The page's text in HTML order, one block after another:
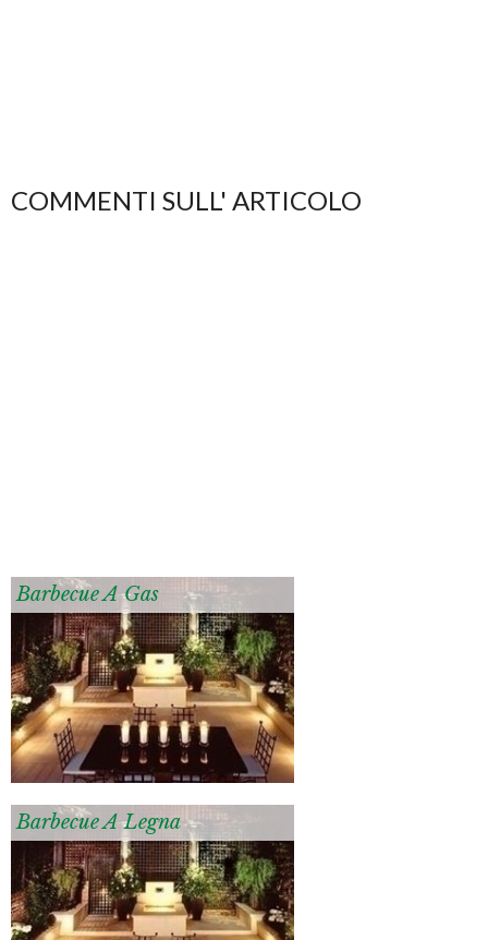
COMMENTI SULL' ARTICOLO
Barbecue A Gas
Barbecue A Legna